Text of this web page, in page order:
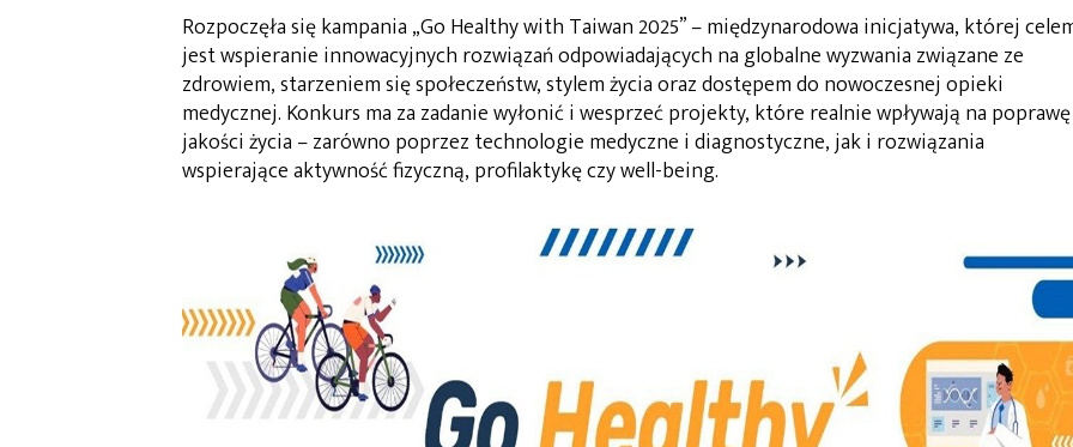
Rozpoczęła się kampania „Go Healthy with Taiwan 2025” – międzynarodowa inicjatywa, której
jest wspieranie innowacyjnych rozwiązań odpowiadających na globalne wyzwania związane ze
zdrowiem, starzeniem się społeczeństw, stylem życia oraz dostępem do nowoczesnej opieki
medycznej. Konkurs ma za zadanie wyłonić i wesprzeć projekty, które realnie wpływają na poprawę
jakości życia – zarówno poprzez technologie medyczne i diagnostyczne, jak i rozwiązania
wspierające aktywność fizyczną, profilaktykę czy well-being.